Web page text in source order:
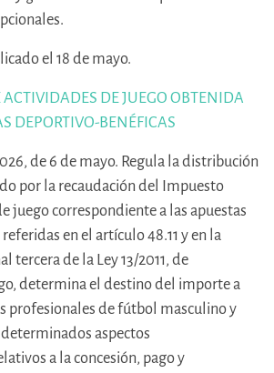
el 18 de mayo.
ACTIVIDADES DE JUEGO OBTENIDA
DEPORTIVO-BENÉFICAS
de 6 de mayo. Regula la distribución
por la recaudación del Impuesto
juego correspondiente a las apuestas
en el artículo 48.11 y en la
tercera de la Ley 13/2011, de
determina el destino del importe a
profesionales de fútbol masculino y
aspectos
a la concesión, pago y